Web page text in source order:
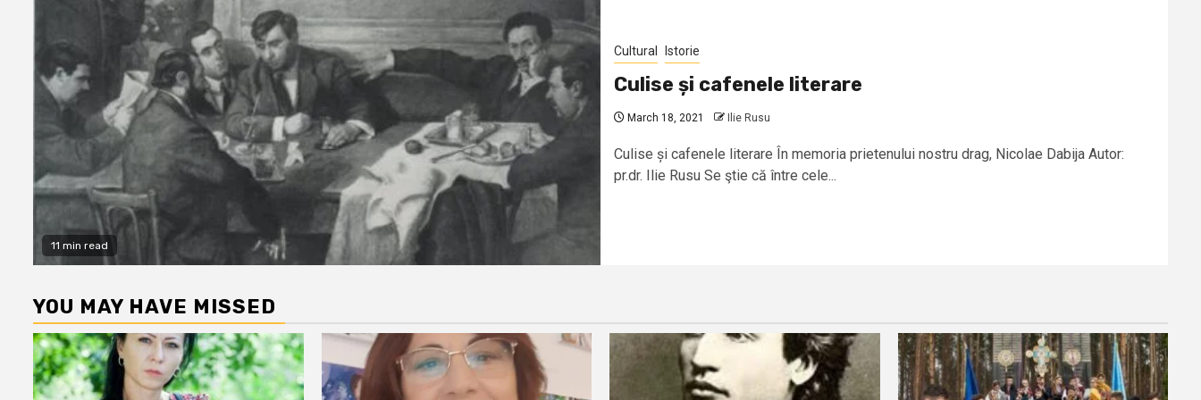
11 min read
Cultural Istorie
Culise și cafenele literare
March 18, 2021 Ilie Rusu
Culise și cafenele literare În memoria prietenului nostru drag, Nicolae Dabija Autor:
pr.dr. Ilie Rusu Se ştie că între cele...
YOU MAY HAVE MISSED